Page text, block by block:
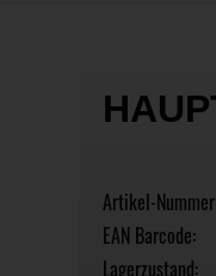
Artikel-
EAN Barcode:
Lagerzustand: